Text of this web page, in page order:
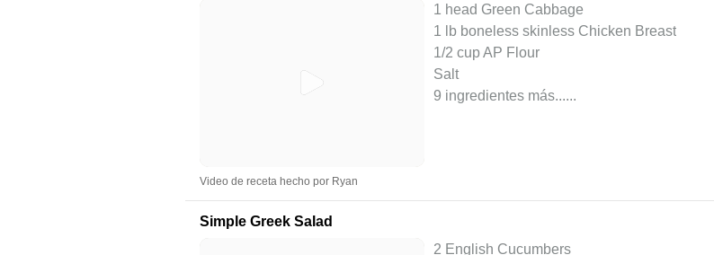
1 head Green Cabbage
1 lb boneless skinless Chicken Breast
1/2 cup AP Flour
Salt
9 ingredientes más......
Video de receta hecho por Ryan
Simple Greek Salad
2 English Cucumbers